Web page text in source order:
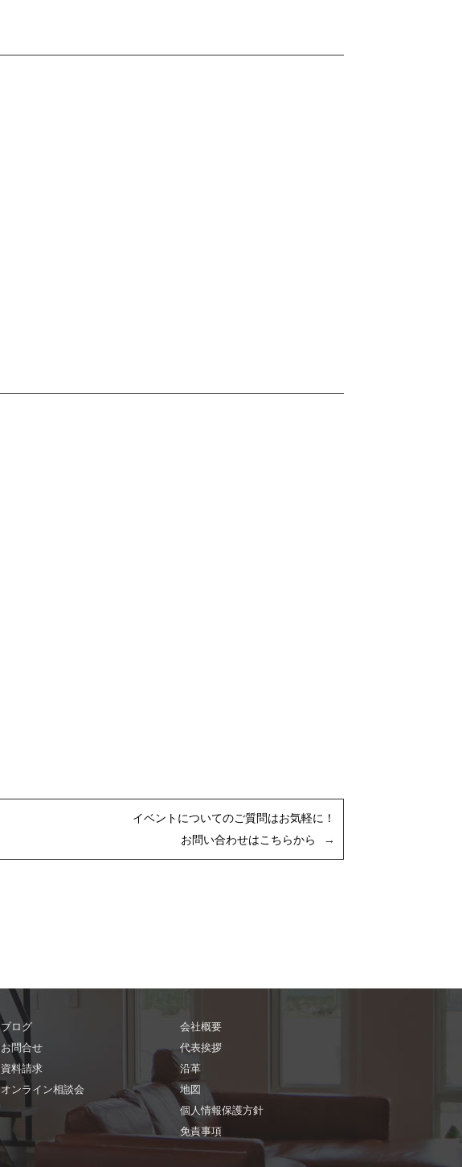
イベントについてのご質問はお気軽に！
お問い合わせはこちらから
ブログ
お問合せ
資料請求
オンライン相談会
会社概要
代表挨拶
沿革
地図
個人情報保護方針
免責事項